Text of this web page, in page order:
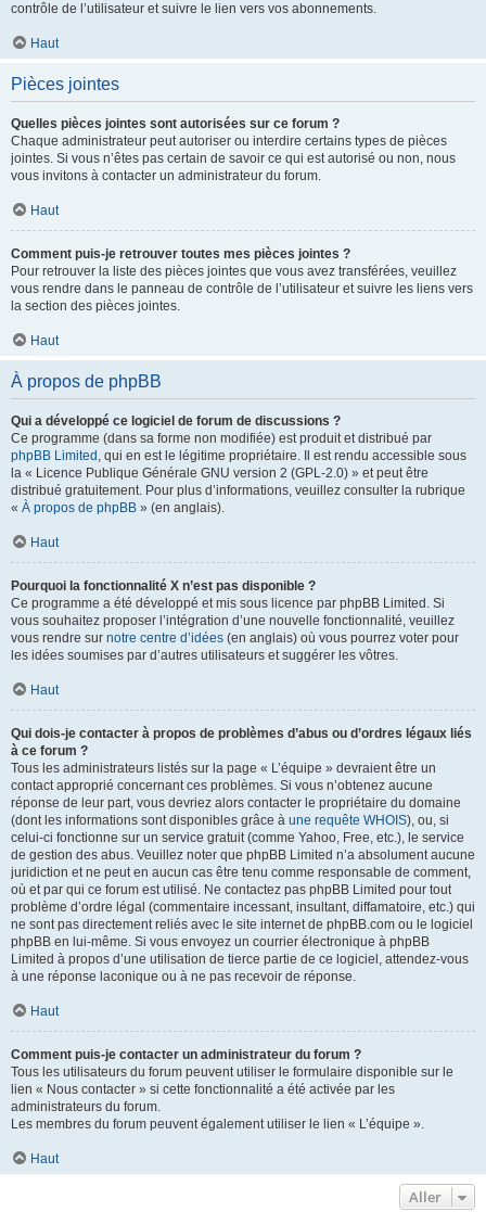
contrôle de l’utilisateur et suivre le lien vers vos abonnements.
Haut
Pièces jointes
Quelles pièces jointes sont autorisées sur ce forum ?
Chaque administrateur peut autoriser ou interdire certains types de pièces
jointes. Si vous n’êtes pas certain de savoir ce qui est autorisé ou non, nous
vous invitons à contacter un administrateur du forum.
Haut
Comment puis-je retrouver toutes mes pièces jointes ?
Pour retrouver la liste des pièces jointes que vous avez transférées, veuillez
vous rendre dans le panneau de contrôle de l’utilisateur et suivre les liens vers
la section des pièces jointes.
Haut
À propos de phpBB
Qui a développé ce logiciel de forum de discussions ?
Ce programme (dans sa forme non modifiée) est produit et distribué par
phpBB Limited , qui en est le légitime propriétaire. Il est rendu accessible sous
la « Licence Publique Générale GNU version 2 (GPL-2.0) » et peut être
distribué gratuitement. Pour plus d’informations, veuillez consulter la rubrique
« À propos de phpBB » (en anglais).
Haut
Pourquoi la fonctionnalité X n’est pas disponible ?
Ce programme a été développé et mis sous licence par phpBB Limited. Si
vous souhaitez proposer l’intégration d’une nouvelle fonctionnalité, veuillez
vous rendre sur notre centre d’idées (en anglais) où vous pourrez voter pour
les idées soumises par d’autres utilisateurs et suggérer les vôtres.
Haut
Qui dois-je contacter à propos de problèmes d’abus ou d’ordres légaux liés
à ce forum ?
Tous les administrateurs listés sur la page « L’équipe » devraient être un
contact approprié concernant ces problèmes. Si vous n’obtenez aucune
réponse de leur part, vous devriez alors contacter le propriétaire du domaine
(dont les informations sont disponibles grâce à une requête WHOIS), ou, si
celui-ci fonctionne sur un service gratuit (comme Yahoo, Free, etc.), le service
de gestion des abus. Veuillez noter que phpBB Limited n’a absolument aucune
juridiction et ne peut en aucun cas être tenu comme responsable de comment,
où et par qui ce forum est utilisé. Ne contactez pas phpBB Limited pour tout
problème d’ordre légal (commentaire incessant, insultant, diffamatoire, etc.) qui
ne sont pas directement reliés avec le site internet de phpBB.com ou le logiciel
phpBB en lui-même. Si vous envoyez un courrier électronique à phpBB
Limited à propos d’une utilisation de tierce partie de ce logiciel, attendez-vous
à une réponse laconique ou à ne pas recevoir de réponse.
Haut
Comment puis-je contacter un administrateur du forum ?
Tous les utilisateurs du forum peuvent utiliser le formulaire disponible sur le
lien « Nous contacter » si cette fonctionnalité a été activée par les
administrateurs du forum.
Les membres du forum peuvent également utiliser le lien « L’équipe ».
Haut
Aller